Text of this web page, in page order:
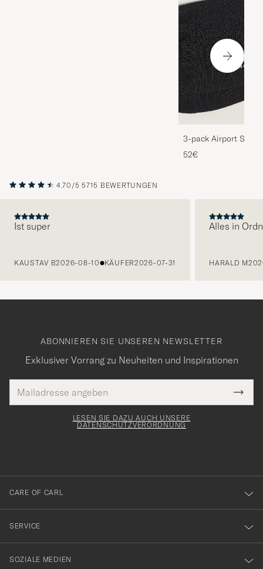
3-pack Airport
Melange
52€
4.70/5 5715 BEWERTUNGEN
Ist super
KAUSTAV B2026-08-10 KÄUFER2026-07-31
Alles in
HARALD M
ABONNIEREN SIE UNSEREN NEWSLETTER
Exklusiver Vorrang zu Neuheiten und Inspirationen
Mail
Adresse
Tack
för
dig
till
vårt
nyhetsbrev!
LESEN SIE DAZU AUCH UNSERE
DATENSCHUTZVERORDNUNG
CARE OF CARL
SERVICE
SOZIALE MEDIEN